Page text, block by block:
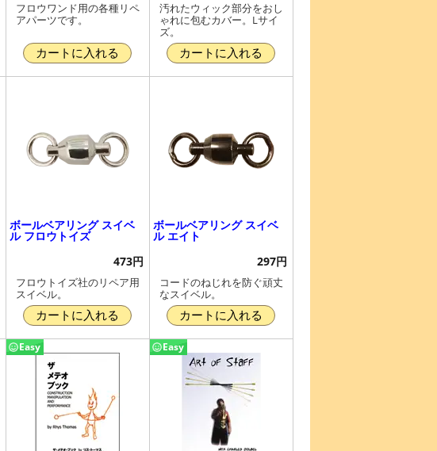
フロウワンド用の各種リペ
アパーツです。
カートに入れる
汚れたウィック部分をおし
ゃれに包むカバー。Lサイ
ズ。
カートに入れる
ボールベアリング スイベ
ル フロウトイズ
473円
フロウトイズ社のリペア用
スイベル。
カートに入れる
ボールベアリング スイベ
ル エイト
297円
コードのねじれを防ぐ頑丈
なスイベル。
カートに入れる
Easy Easy